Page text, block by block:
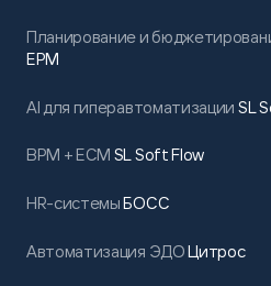
Планирование и
EPM
AI для гиперавтоматизации SL
BPM + ECM SL Soft Flow
HR-системыБОСС
Автоматизация ЭДОЦитрос